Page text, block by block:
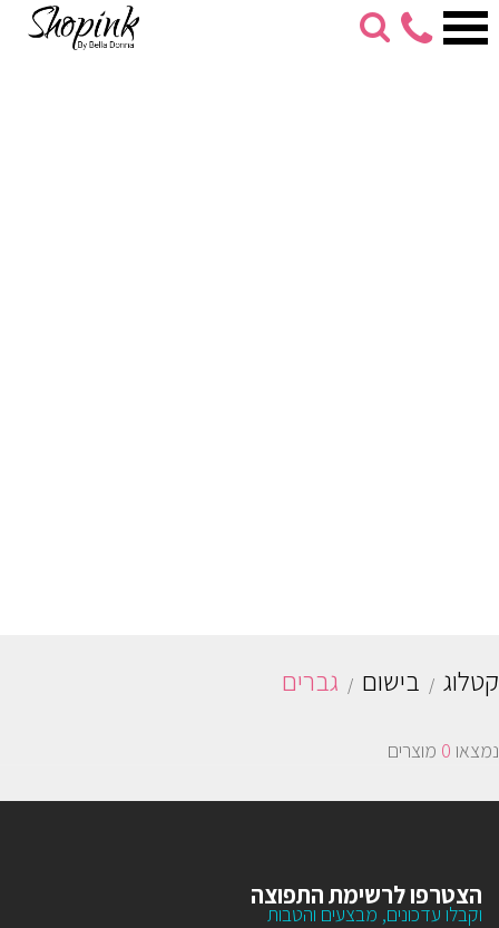
053-
274-
קטלוג בישום גברים
נמצאו 0 מוצרים
הצטרפו לרשימת התפוצה
וקבלו עדכונים, מבצעים והטבות